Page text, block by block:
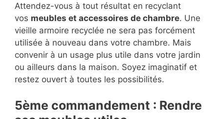
Attendez-vous à tout résultat en recyclant
vos meubles et accessoires de chambre. Une
vieille armoire recyclée ne sera pas forcément
utilisée à nouveau dans votre chambre. Mais
convenir à un usage plus utile dans votre jardin
ou ailleurs dans la maison. Soyez imaginatif et
restez ouvert à toutes les possibilités.
5ème commandement : Rendre